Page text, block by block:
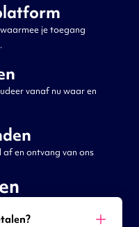
je toegang
vanaf nu waar en
af en ontvang van ons